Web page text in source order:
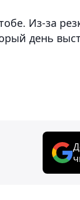
Из-за
день